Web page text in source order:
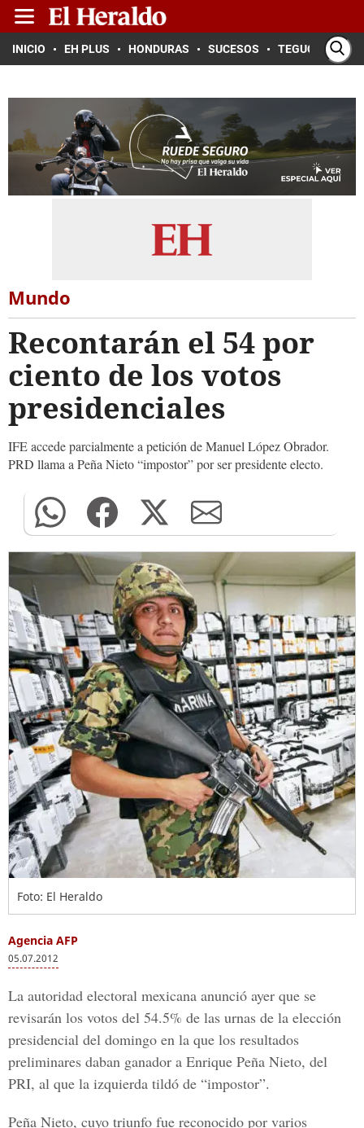
INICIO EH PLUS HONDURAS SUCESOS TEGUCIGALPA
Mundo
Recontarán el 54 por
ciento de los votos
presidenciales
IFE accede parcialmente a petición de Manuel López Obrador.
PRD llama a Peña Nieto “impostor” por ser presidente electo.
Foto: El Heraldo
Agencia AFP
05.07.2012
La autoridad electoral mexicana anunció ayer que se
revisarán los votos del 54.5% de las urnas de la elección
presidencial del domingo en la que los resultados
preliminares daban ganador a Enrique Peña Nieto, del
PRI, al que la izquierda tildó de “impostor”.
Peña Nieto, cuyo triunfo fue reconocido por varios